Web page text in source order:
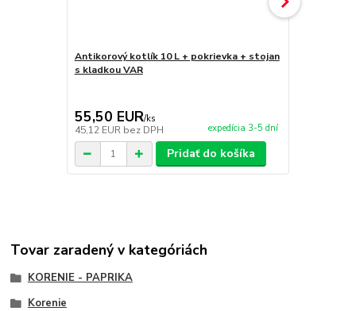
Antikorový kotlík 10 L + pokrievka + stojan
s kladkou VAR
55,50 EUR/ks
45,12 EUR bez DPH expedícia 3-5 dní
Pridať do košíka
Tovar zaradený v kategóriách
KORENIE - PAPRIKA
Korenie